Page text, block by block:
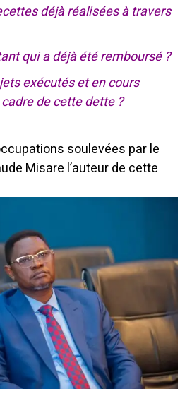
déjà réalisées à travers
qui a déjà été remboursé ?
exécutés et en cours
de cette dette ?
soulevées par le
Misare l’auteur de cette